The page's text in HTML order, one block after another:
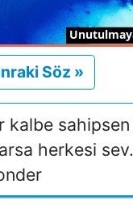
Söz »
kalbe
herkesi sev.